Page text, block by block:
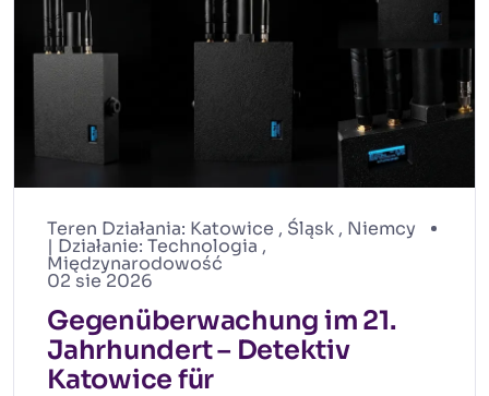
Teren Działania: Katowice , Śląsk , Niemcy
| Działanie: Technologia ,
Międzynarodowość
02 sie 2026
Gegenüberwachung im 21.
Jahrhundert – Detektiv
Katowice für